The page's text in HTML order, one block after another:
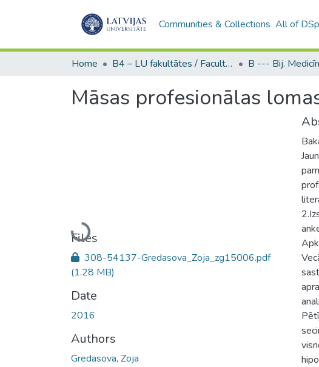
Communities & Collections All of
Home B4 – LU fakultātes / Faculties of the UL
Māsas profesionālas
Loading...
Files
308-54137-Gredasova_Zoja_zg15006.pdf
(1.28 MB)
Date
2016
Authors
Gredasova, Zoja